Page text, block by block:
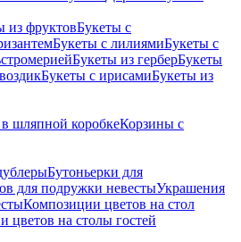
из фруктовБукеты с
Букеты с лилиямиБукеты с
Букеты из герберБукеты
Букеты с ирисамиБукеты из
шляпной коробкеКорзины с
Бутоньерки для
для подружки невестыУкрашения
Композиции цветов на стол
цветов на столы гостей